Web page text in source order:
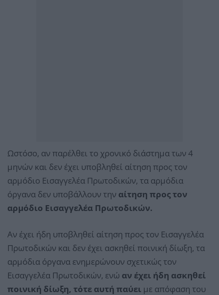
Ωστόσο, αν παρέλθει το χρονικό διάστημα των 4
μηνών και δεν έχει υποβληθεί αίτηση προς τον
αρμόδιο Εισαγγελέα Πρωτοδικών, τα αρμόδια
όργανα δεν υποβάλλουν την αίτηση προς τον
αρμόδιο Εισαγγελέα Πρωτοδικών.
Αν έχει ήδη υποβληθεί αίτηση προς τον Εισαγγελέα
Πρωτοδικών και δεν έχει ασκηθεί ποινική δίωξη, τα
αρμόδια όργανα ενημερώνουν σχετικώς τον
Εισαγγελέα Πρωτοδικών, ενώ αν έχει ήδη ασκηθεί
ποινική δίωξη, τότε αυτή παύει με απόφαση του